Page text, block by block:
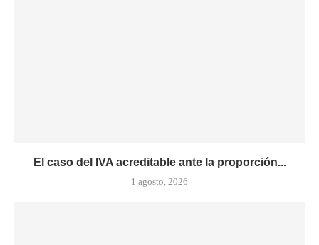
El caso del IVA acreditable ante la proporción...
1 agosto, 2026